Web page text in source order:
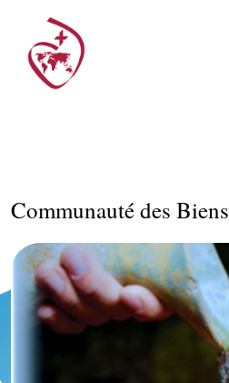
Communauté des Biens